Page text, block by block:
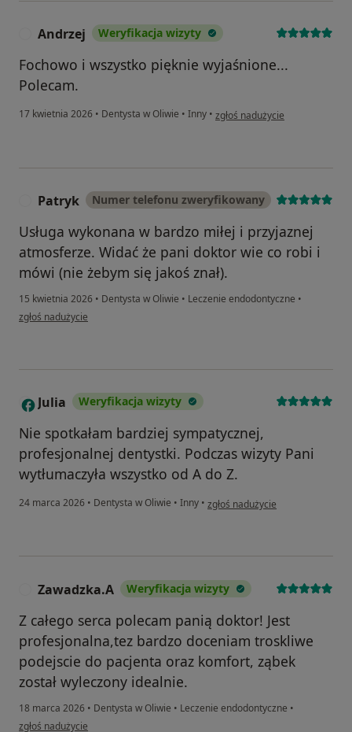
Andrzej Weryfikacja wizyty
Fochowo i wszystko pięknie wyjaśnione...
Polecam.
17 kwietnia 2026 • Dentysta w Oliwie • Inny • w opinii użytkownika Andrzej
zgłoś nadużycie
Patryk Numer telefonu zweryfikowany
Usługa wykonana w bardzo miłej i przyjaznej
atmosferze. Widać że pani doktor wie co robi i
mówi (nie żebym się jakoś znał).
15 kwietnia 2026 • Dentysta w Oliwie • Leczenie endodontyczne •
w opinii użytkownika Patryk
zgłoś nadużycie
J Julia Weryfikacja wizyty
Nie spotkałam bardziej sympatycznej,
profesjonalnej dentystki. Podczas wizyty Pani
wytłumaczyła wszystko od A do Z.
24 marca 2026 • Dentysta w Oliwie • Inny • w opinii użytkownika Julia
zgłoś nadużycie
Zawadzka.A Weryfikacja wizyty
Z całego serca polecam panią doktor! Jest
profesjonalna,tez bardzo doceniam troskliwe
podejscie do pacjenta oraz komfort, ząbek
został wyleczony idealnie.
18 marca 2026 • Dentysta w Oliwie • Leczenie endodontyczne •
w opinii użytkownika Zawadzka.A
zgłoś nadużycie